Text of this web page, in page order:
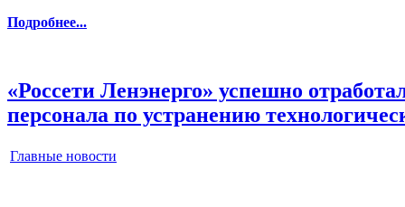
Подробнее...
«Россети Ленэнерго» успешно
персонала по устранению
Главные новости